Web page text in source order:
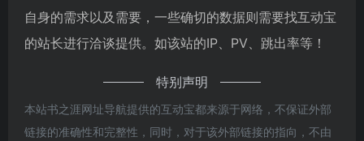
自身的需求以及需要，一些确切的数据则需要找互动宝
的站长进行洽谈提供。如该站的IP、PV、跳出率等！
特别声明
本站书之涯网址导航提供的互动宝都来源于网络，不保证外部
链接的准确性和完整性，同时，对于该外部链接的指向，不由